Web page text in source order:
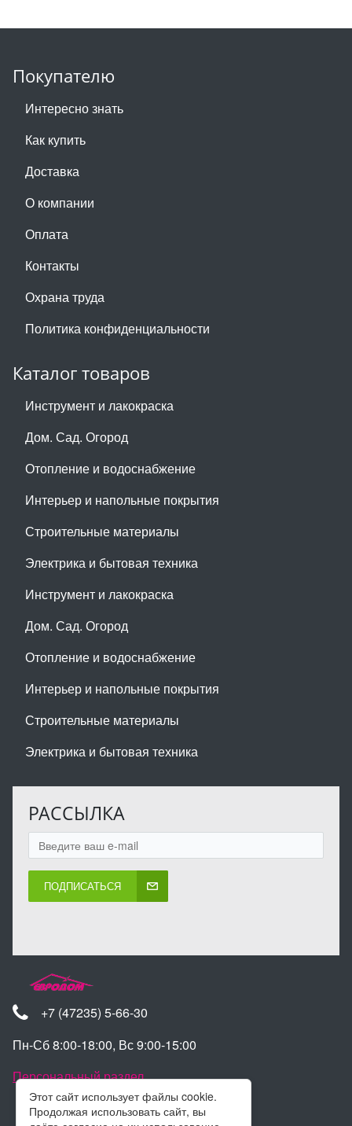
Этот сайт использует файлы cookie.
Продолжая использовать сайт, вы
Покупателю
Интересно знать
Как купить
Доставка
О компании
Оплата
Контакты
Охрана труда
Политика конфиденциальности
Каталог товаров
Инструмент и лакокраска
Дом. Сад. Огород
Отопление и водоснабжение
Интерьер и напольные покрытия
Строительные материалы
Электрика и бытовая техника
Инструмент и лакокраска
Дом. Сад. Огород
Отопление и водоснабжение
Интерьер и напольные покрытия
Строительные материалы
Электрика и бытовая техника
РАССЫЛКА
ПОДПИСАТЬСЯ
+7 (47235) 5-66-30
Пн-Сб 8:00-18:00, Вс 9:00-15:00
Персональный раздел